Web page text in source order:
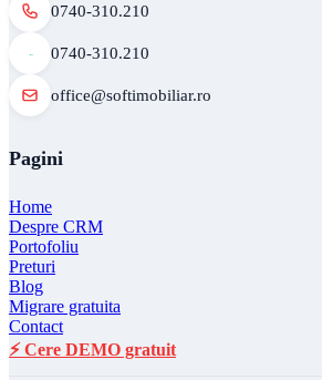
0740-310.210
0740-310.210
office@softimobiliar.ro
Pagini
Home
Despre CRM
Portofoliu
Preturi
Blog
Migrare gratuita
Contact
⚡ Cere DEMO gratuit